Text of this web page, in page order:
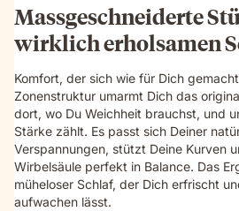
Massgeschneiderte
wirklich erholsamen
Komfort, der sich wie für Dich
Zonenstruktur umarmt Dich das
dort, wo Du Weichheit brauchst, und
Stärke zählt. Es passt sich Deiner
Verspannungen, stützt Deine Kurven
Wirbelsäule perfekt in Balance. Das
müheloser Schlaf, der Dich erfrischt
aufwachen lässt.